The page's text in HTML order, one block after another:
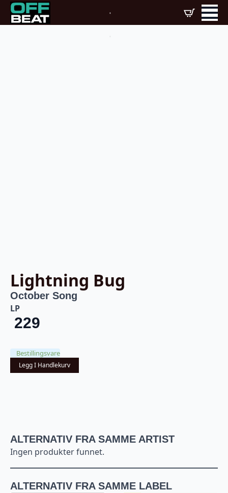
Lightning Bug
October Song
LP
229
Bestillingsvare
Legg I Handlekurv
ALTERNATIV FRA SAMME ARTIST
Ingen produkter funnet.
ALTERNATIV FRA SAMME LABEL